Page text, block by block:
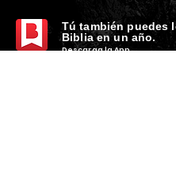
Tú también puedes
Biblia en un año.
Descarga laApp.